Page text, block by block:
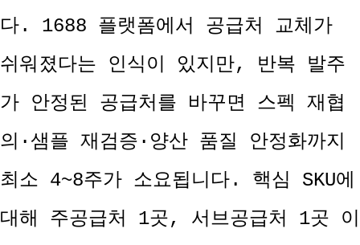
다. 1688 플랫폼에서 공급처 교체가
쉬워졌다는 인식이 있지만, 반복 발주
가 안정된 공급처를 바꾸면 스펙 재협
의·샘플 재검증·양산 품질 안정화까지
최소 4~8주가 소요됩니다. 핵심 SKU에
대해 주공급처 1곳, 서브공급처 1곳 이